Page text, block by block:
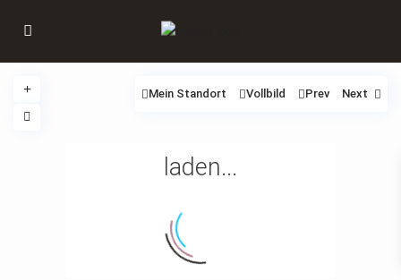
laden...
Mein Standort Vollbild Prev Next